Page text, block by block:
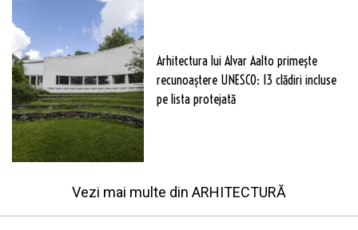
Arhitectura lui Alvar Aalto primește
recunoaștere UNESCO: 13 clădiri incluse
pe lista protejată
Vezi mai multe din ARHITECTURĂ